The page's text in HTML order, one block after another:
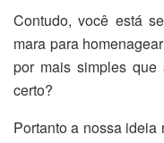
Contudo, você está
mara para
por mais simples que
certo?
Portanto a nossa ideia